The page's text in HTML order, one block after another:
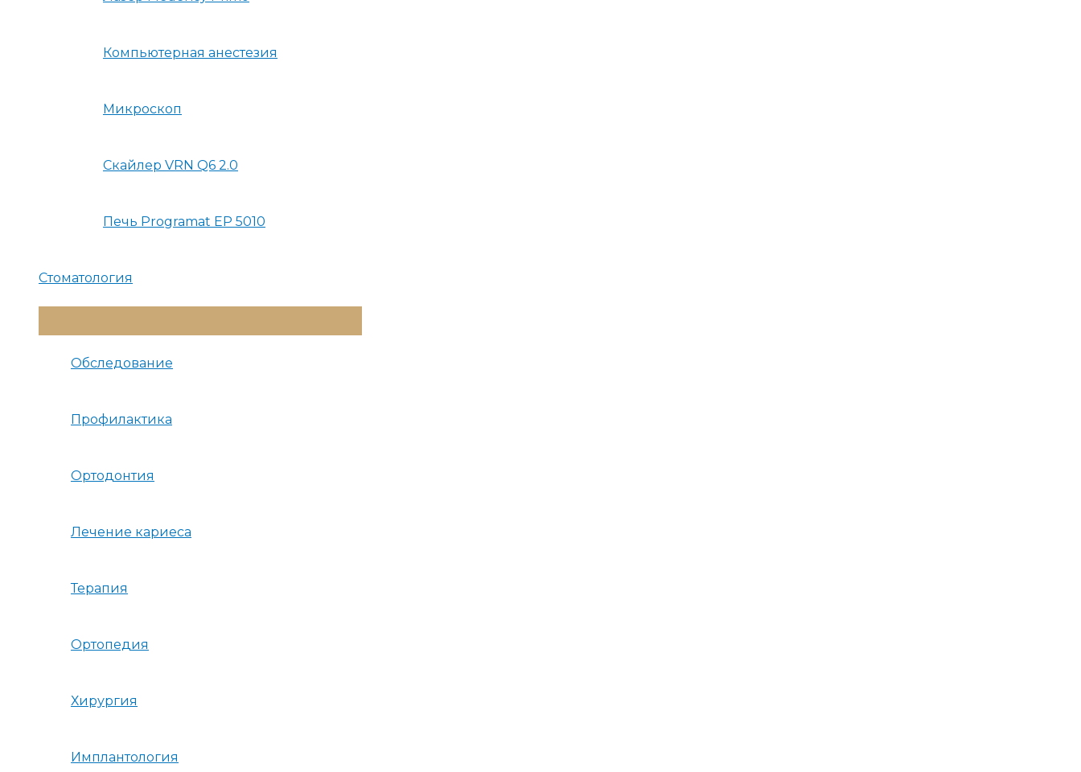
Компьютерная анестезия
Микроскоп
Скайлер VRN Q6 2.0
Печь Programat EP 5010
Стоматология
Меню
Обследование
Профилактика
Ортодонтия
Лечение кариеса
Терапия
Ортопедия
Хирургия
Имплантология